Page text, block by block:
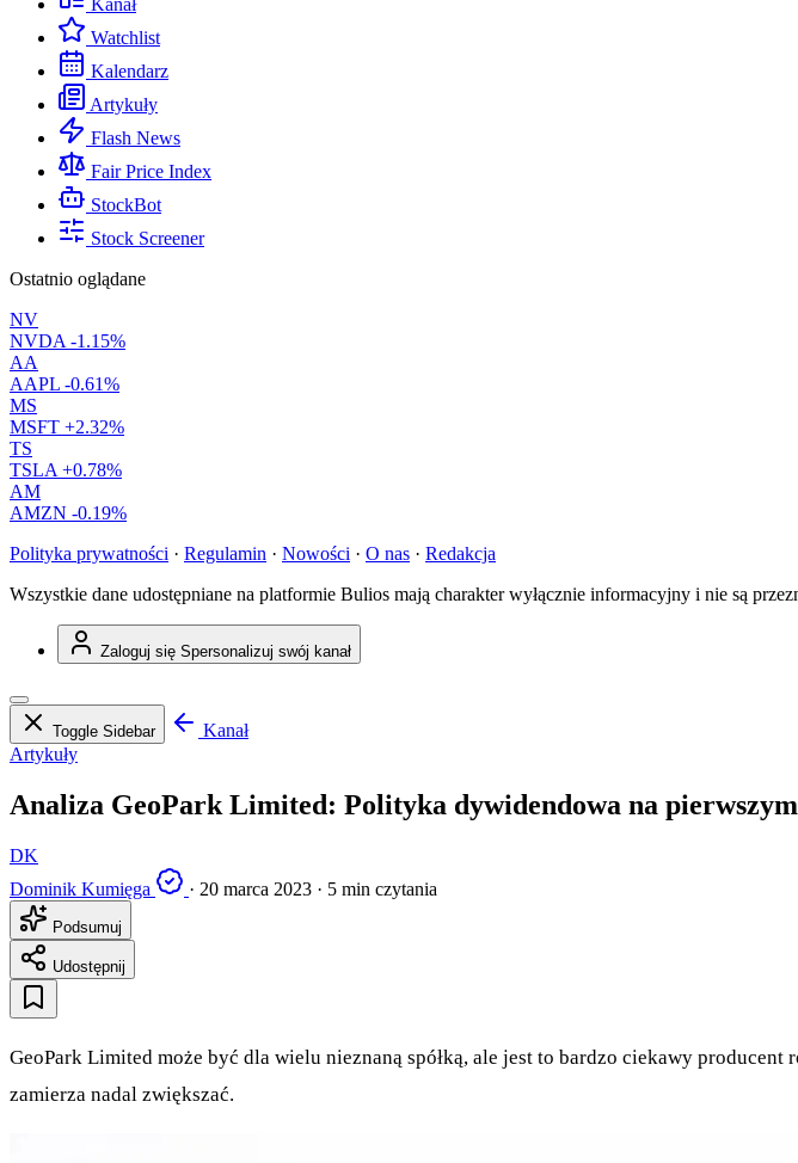
Kanał
Watchlist
Kalendarz
Artykuły
Flash News
Fair Price Index
StockBot
Stock Screener
Ostatnio oglądane
NV
NVDA -1.15%
AA
AAPL -0.61%
MS
MSFT +2.32%
TS
TSLA +0.78%
AM
AMZN -0.19%
Polityka prywatności · Regulamin · Nowości · O nas · Redakcja
Wszystkie dane udostępniane na platformie Bulios mają charakter wyłącznie informacyjny i nie są
Zaloguj się Spersonalizuj swój kanał
Toggle Sidebar
Kanał
Artykuły
Analiza GeoPark Limited: Polityka dywidendowa na
DK
Dominik Kumięga
· 20 marca 2023 · 5 min czytania
Podsumuj
Udostępnij
GeoPark Limited może być dla wielu nieznaną spółką, ale jest to bardzo ciekawy
zamierza nadal zwiększać.